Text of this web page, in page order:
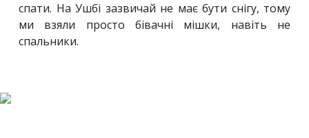
спати. На Ушбі зазвичай не має бути снігу, тому
ми взяли просто бівачні мішки, навіть не
спальники.